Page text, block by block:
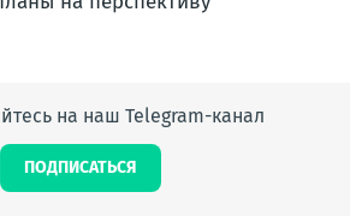
на наш Telegram-канал
ПОДПИСАТЬСЯ